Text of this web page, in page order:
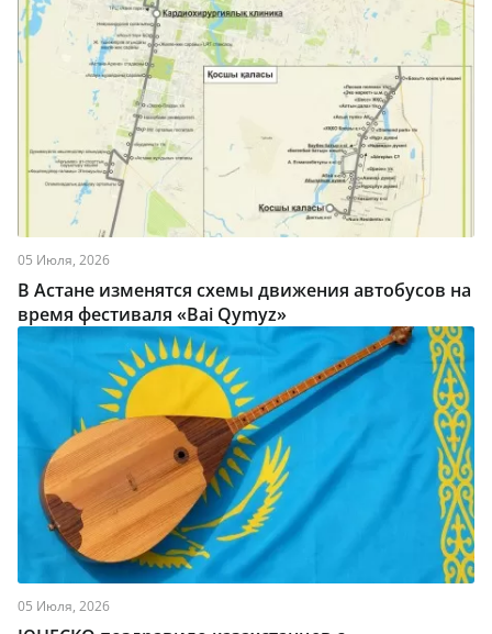
05 Июля, 2026
В Астане изменятся схемы движения автобусов на
время фестиваля «Bai Qymyz»
05 Июля, 2026